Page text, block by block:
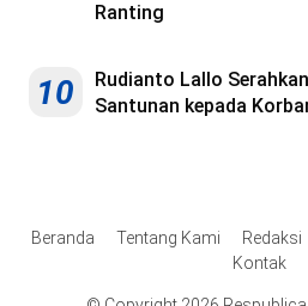
Ranting
10
Rudianto Lallo
Santunan kepada
Beranda Tentang Kami Redaksi
Kontak